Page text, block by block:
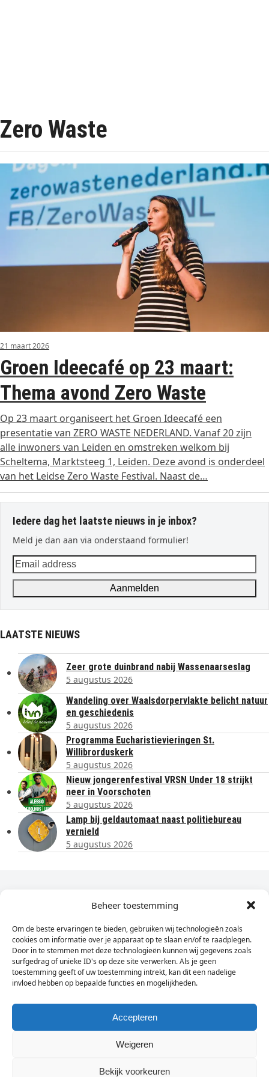
Beheer toestemming
Om de beste ervaringen te bieden, gebruiken wij technologieën zoals
cookies om informatie over je apparaat op te slaan en/of te raadplegen.
Door in te stemmen met deze technologieën kunnen wij gegevens zoals
surfgedrag of unieke ID's op deze site verwerken. Als je geen
toestemming geeft of uw toestemming intrekt, kan dit een nadelige
invloed hebben op bepaalde functies en mogelijkheden.
Accepteren
Weigeren
Bekijk voorkeuren
Zero Waste
21 maart 2026
Groen Ideecafé op 23 maart:
Thema avond Zero Waste
Op 23 maart organiseert het Groen Ideecafé een
presentatie van ZERO WASTE NEDERLAND. Vanaf 20 zijn
alle inwoners van Leiden en omstreken welkom bij
Scheltema, Marktsteeg 1, Leiden. Deze avond is onderdeel
van het Leidse Zero Waste Festival. Naast de…
Iedere dag het laatste nieuws in je inbox?
Meld je dan aan via onderstaand formulier!
Email
address
Aanmelden
LAATSTE NIEUWS
Zeer grote duinbrand nabij Wassenaarseslag
5 augustus 2026
Wandeling over Waalsdorpervlakte belicht natuur
en geschiedenis
5 augustus 2026
Programma Eucharistievieringen St.
Willibrorduskerk
5 augustus 2026
Nieuw jongerenfestival VRSN Under 18 strijkt
neer in Voorschoten
5 augustus 2026
Lamp bij geldautomaat naast politiebureau
vernield
5 augustus 2026
Dagelijks het laatste nieuws in je e-mail?
Vul
hier
je
e-
mailadres
in
Sign Up